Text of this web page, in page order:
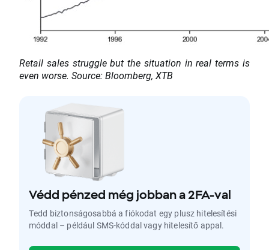
Retail sales struggle but the situation in real terms is
even worse. Source: Bloomberg, XTB
Védd pénzed még jobban a 2FA-val
Tedd biztonságosabbá a fiókodat egy plusz hitelesítési
móddal – például SMS-kóddal vagy hitelesítő appal.